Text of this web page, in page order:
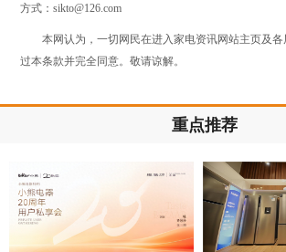
方式：sikto@126.com
本网认为，一切网民在进入家电资讯网站主页及
过本条款并完全同意。敬请谅解。
重点推荐